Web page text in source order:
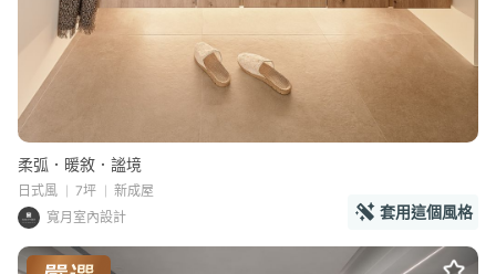
柔弧．暖敘．謐境
日式風 7坪
新成屋
寬月室內設計
套用這個風格